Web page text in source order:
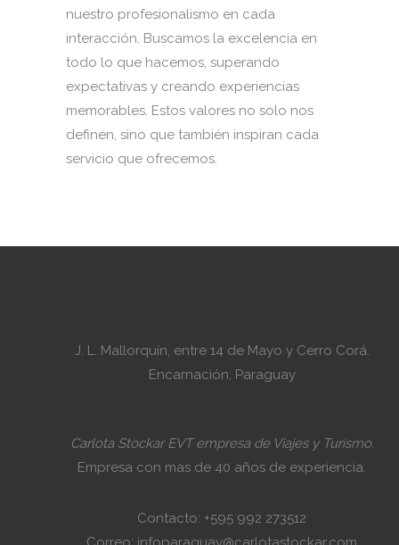
nuestro profesionalismo en cada
interacción. Buscamos la excelencia en
todo lo que hacemos, superando
expectativas y creando experiencias
memorables. Estos valores no solo nos
definen, sino que también inspiran cada
servicio que ofrecemos.
J. L. Mallorquín, entre 14 de Mayo y Cerro Corá.
Encarnación, Paraguay
Carlota Stockar EVT empresa de Viajes y Turismo.
Empresa con mas de 40 años de experiencia.
Contacto: +595 992 273512